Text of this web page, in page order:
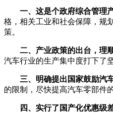
一、这是个政府综合管理
格，相关工业和社会保障，规
策。
二、产业政策的出台，理
汽车行业的生产集中度打下了
三、明确提出国家鼓励汽
的限制，尽快提高汽车零部件
四、实行了国产化优惠级